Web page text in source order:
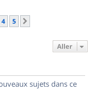
4 5
Aller
sujets dans ce